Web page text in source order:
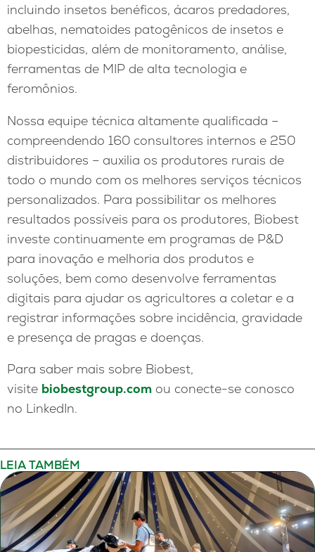
incluindo insetos benéficos, ácaros predadores,
abelhas, nematoides patogênicos de insetos e
biopesticidas, além de monitoramento, análise,
ferramentas de MIP de alta tecnologia e
feromônios.
Nossa equipe técnica altamente qualificada –
compreendendo 160 consultores internos e 250
distribuidores – auxilia os produtores rurais de
todo o mundo com os melhores serviços técnicos
personalizados. Para possibilitar os melhores
resultados possíveis para os produtores, Biobest
investe continuamente em programas de P&D
para inovação e melhoria dos produtos e
soluções, bem como desenvolve ferramentas
digitais para ajudar os agricultores a coletar e a
registrar informações sobre incidência, gravidade
e presença de pragas e doenças.
Para saber mais sobre Biobest,
visite biobestgroup.com ou conecte-se conosco
no LinkedIn.
LEIA TAMBÉM